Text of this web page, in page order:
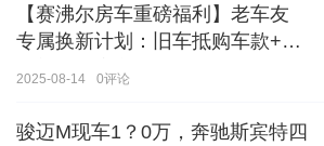
【赛沸尔房车重磅福利】老车友
专属换新计划：旧车抵购车款+额
外补贴，房车生活轻松升级！
2025-08-14 0评论
骏迈M现车1？0万，奔驰斯宾特四